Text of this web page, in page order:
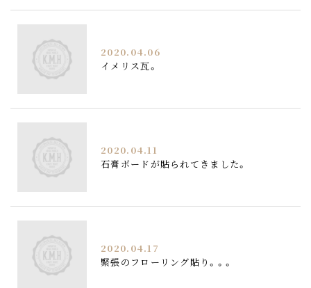
2020.04.06
イメリス瓦。
2020.04.11
石膏ボードが貼られてきました。
2020.04.17
緊張のフローリング貼り。。。